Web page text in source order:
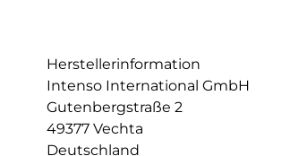
Herstellerinformation
Intenso International GmbH
Gutenbergstraße 2
49377 Vechta
Deutschland